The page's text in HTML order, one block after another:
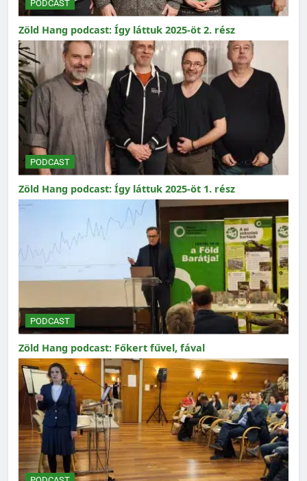
PODCAST
Zöld Hang podcast: Így láttuk 2025-öt 2. rész
PODCAST
Zöld Hang podcast: Így láttuk 2025-öt 1. rész
PODCAST
Zöld Hang podcast: Főkert fűvel, fával